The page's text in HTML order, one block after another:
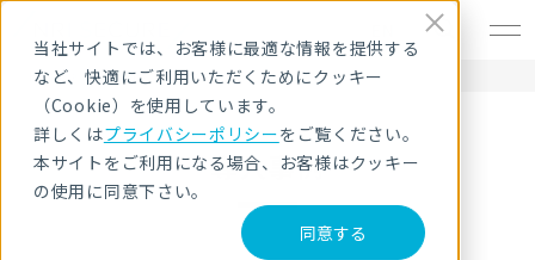
当社サイトでは、お客様に最適な情報を提供する
など、快適にご利用いただくためにクッキー
（Cookie）を使用しています。
詳しくはプライバシーポリシーをご覧ください。
本サイトをご利用になる場合、お客様はクッキー
の使用に同意下さい。
同意する
HOME 導入事例 Netskope
導入事例